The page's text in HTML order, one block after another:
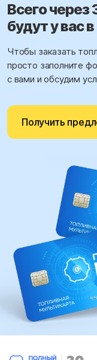
Всего через
будут у вас
Чтобы заказать
просто заполните
с вами и обсудим
Получить